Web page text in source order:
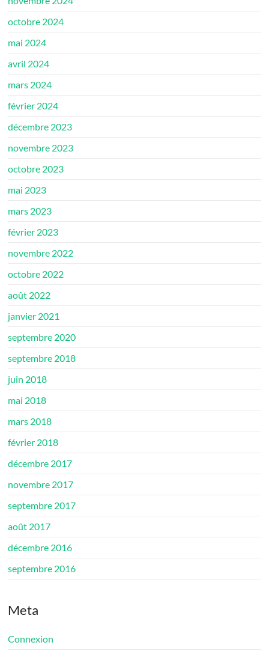
octobre 2024
mai 2024
avril 2024
mars 2024
février 2024
décembre 2023
novembre 2023
octobre 2023
mai 2023
mars 2023
février 2023
novembre 2022
octobre 2022
août 2022
janvier 2021
septembre 2020
septembre 2018
juin 2018
mai 2018
mars 2018
février 2018
décembre 2017
novembre 2017
septembre 2017
août 2017
décembre 2016
septembre 2016
Meta
Connexion